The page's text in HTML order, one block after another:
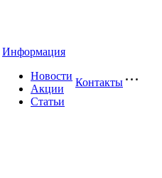
Информация
Новости
Акции
Статьи
Контакты